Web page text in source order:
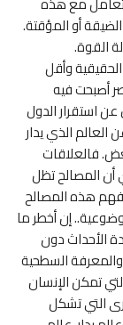
أو المؤقتة.
القوة.
وأقل
أصبحت فيه
استقرار الدول
الذي يدار
فالعلاقات
أن المصالح تظل
فهم هذه المصالح
إن أخطر ما
الأحداث دون
السطحية
تمكن الإنسان
التي تشكل